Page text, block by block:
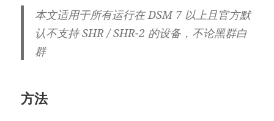
本文适用于所有运行在 DSM 7 以上且官方默
认不支持 SHR / SHR-2 的设备，不论黑群白
群
方法